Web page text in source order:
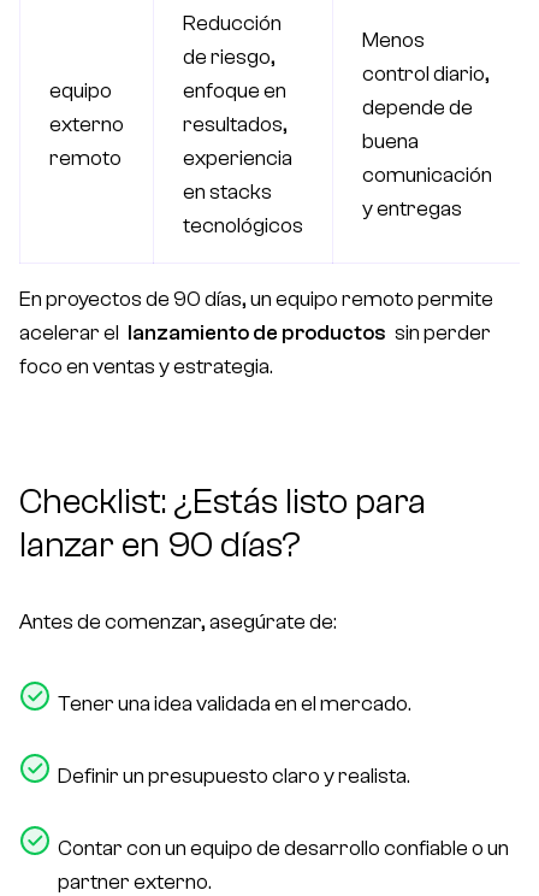
equipo
externo
remoto
Reducción
de riesgo,
enfoque en
resultados,
experiencia
en stacks
tecnológicos
Menos
control diario,
depende de
buena
comunicación
y entregas
En proyectos de 90 días, un equipo remoto permite
acelerar el lanzamiento de productos sin perder
foco en ventas y estrategia.
Checklist: ¿Estás listo para
lanzar en 90 días?
Antes de comenzar, asegúrate de:
Tener una idea validada en el mercado.
Definir un presupuesto claro y realista.
Contar con un equipo de desarrollo confiable o un
partner externo.